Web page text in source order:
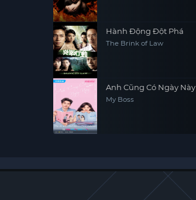
Hành Động Đột Phá
The Brink of Law
Anh Cũng Có Ngày Này
My Boss